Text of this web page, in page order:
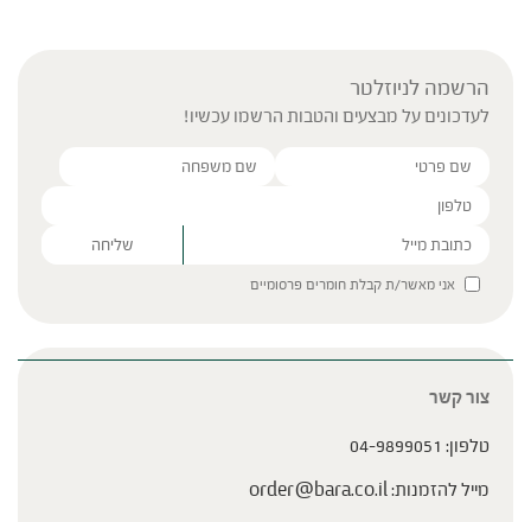
הרשמה לניוזלטר
לעדכונים על מבצעים והטבות הרשמו עכשיו!
Please leave this field empty.
אני מאשר/ת קבלת חומרים פרסומיים
צור קשר
טלפון: 04-9899051
מייל להזמנות:order@bara.co.il